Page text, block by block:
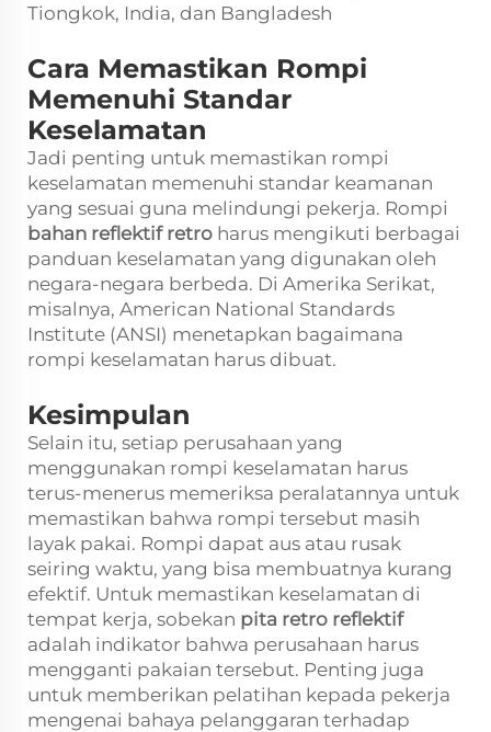
Tiongkok, India, dan Bangladesh
Cara Memastikan Rompi
Memenuhi Standar
Keselamatan
Jadi penting untuk memastikan rompi
keselamatan memenuhi standar keamanan
yang sesuai guna melindungi pekerja. Rompi
bahan reflektif retro harus mengikuti berbagai
panduan keselamatan yang digunakan oleh
negara-negara berbeda. Di Amerika Serikat,
misalnya, American National Standards
Institute (ANSI) menetapkan bagaimana
rompi keselamatan harus dibuat.
Kesimpulan
Selain itu, setiap perusahaan yang
menggunakan rompi keselamatan harus
terus-menerus memeriksa peralatannya untuk
memastikan bahwa rompi tersebut masih
layak pakai. Rompi dapat aus atau rusak
seiring waktu, yang bisa membuatnya kurang
efektif. Untuk memastikan keselamatan di
tempat kerja, sobekan pita retro reflektif
adalah indikator bahwa perusahaan harus
mengganti pakaian tersebut. Penting juga
untuk memberikan pelatihan kepada pekerja
mengenai bahaya pelanggaran terhadap